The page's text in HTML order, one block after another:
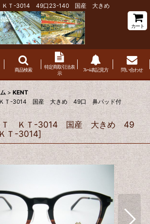
ＫＴ-3014 49口23-140 国産 大きめ
カート
商品検索
特定商取引法表
示
ﾌﾚｰﾑ表記見方 問い合わせ
> KENT
Ｔ-3014 国産 大きめ 49口 鼻パッド付
Ｔ ＫＴ-3014 国産 大きめ 49
Ｔ-3014]